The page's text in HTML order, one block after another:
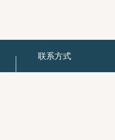
联系方式